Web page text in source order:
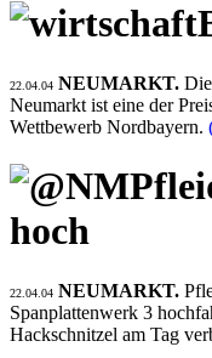
22.04.04 NEUMARKT.
Neumarkt ist eine der
Wettbewerb Nordbayern.
hoch
22.04.04 NEUMARKT.
Spanplattenwerk 3
Hackschnitzel am Tag